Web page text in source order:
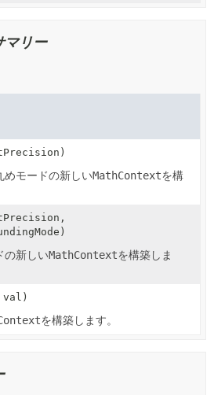
マリー
めモードの新しいMathContextを構
の新しいMathContextを構築しま
val)
を構築します。